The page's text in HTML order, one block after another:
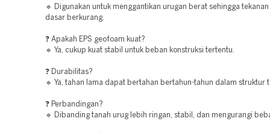
🔹 Digunakan untuk menggantikan urugan berat sehingga
dasar berkurang.
❓ Apakah EPS geofoam kuat?
🔹 Ya, cukup kuat stabil untuk beban konstruksi tertentu.
❓ Durabilitas?
🔹 Ya, tahan lama dapat bertahan bertahun-tahun dalam struktur
❓ Perbandingan?
🔹 Dibanding tanah urug lebih ringan, stabil, dan mengurangi